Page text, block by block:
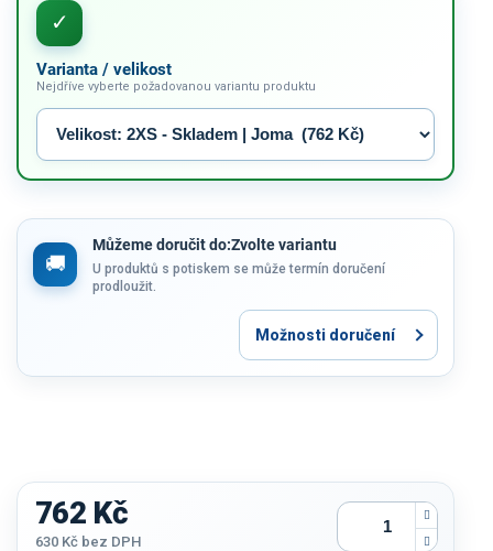
Varianta / velikost
Nejdříve vyberte požadovanou variantu produktu
Můžeme doručit do:Zvolte variantu
U produktů s potiskem se může termín doručení
prodloužit.
Možnosti doručení
762 Kč
630 Kč bez DPH